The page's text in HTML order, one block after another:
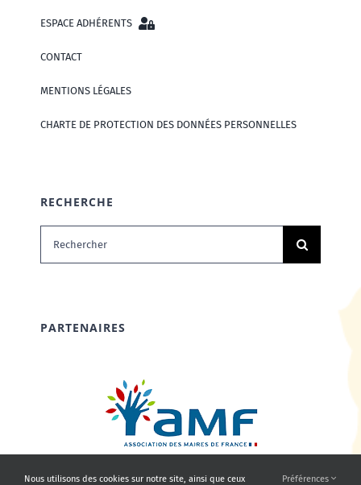
ESPACE ADHÉRENTS
CONTACT
MENTIONS LÉGALES
CHARTE DE PROTECTION DES DONNÉES PERSONNELLES
RECHERCHE
Rechercher:
PARTENAIRES
Nous utilisons des cookies sur notre site, ainsi que ceux Préférences